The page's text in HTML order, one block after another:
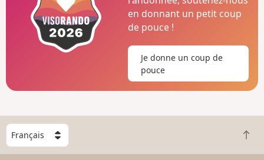
en donnant un petit coup
de pouce !
Je donne un coup de
pouce
C
o
R
e